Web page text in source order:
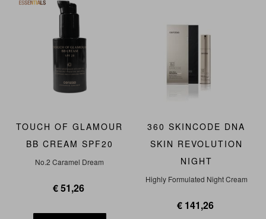
TOUCH OF GLAMOUR
BB CREAM SPF20
No.2 Caramel Dream
€ 51,26
360 SKINCODE DNA
SKIN REVOLUTION
NIGHT
Highly Formulated Night Cream
€ 141,26